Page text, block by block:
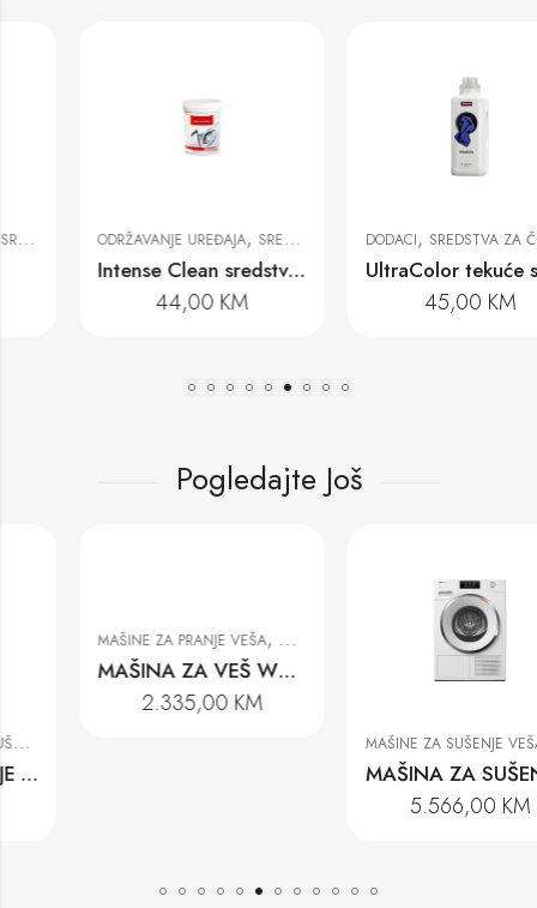
ODRŽAVANJE UREĐAJA,SREDSTVA ZA ČIŠĆENJE
Intense Clean sredstvo za čišćenje uređaja 200 gr
KM
DODACI SREDSTVA ZA ČIŠĆENJE ,
UltraColor tekuće sredstvo za pranje veša
KM
Pogledajte Još
ZA VEŠ
MAŠINE ZA PRANJE VEŠA,MAŠINE ZA VEŠ
MAŠINA ZA VEŠ WWD 380 WCS PWASH&STEAM
2.335,00KM
MAŠINE ZA SUŠENJE VEŠA,
MAŠINA ZA SUŠENJE VEŠA TWR 780 WP
5.566,00KM